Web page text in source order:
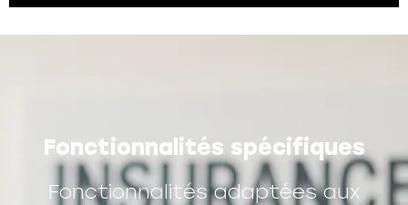
Fonctionnalités spécifiques
Fonctionnalités adaptées aux